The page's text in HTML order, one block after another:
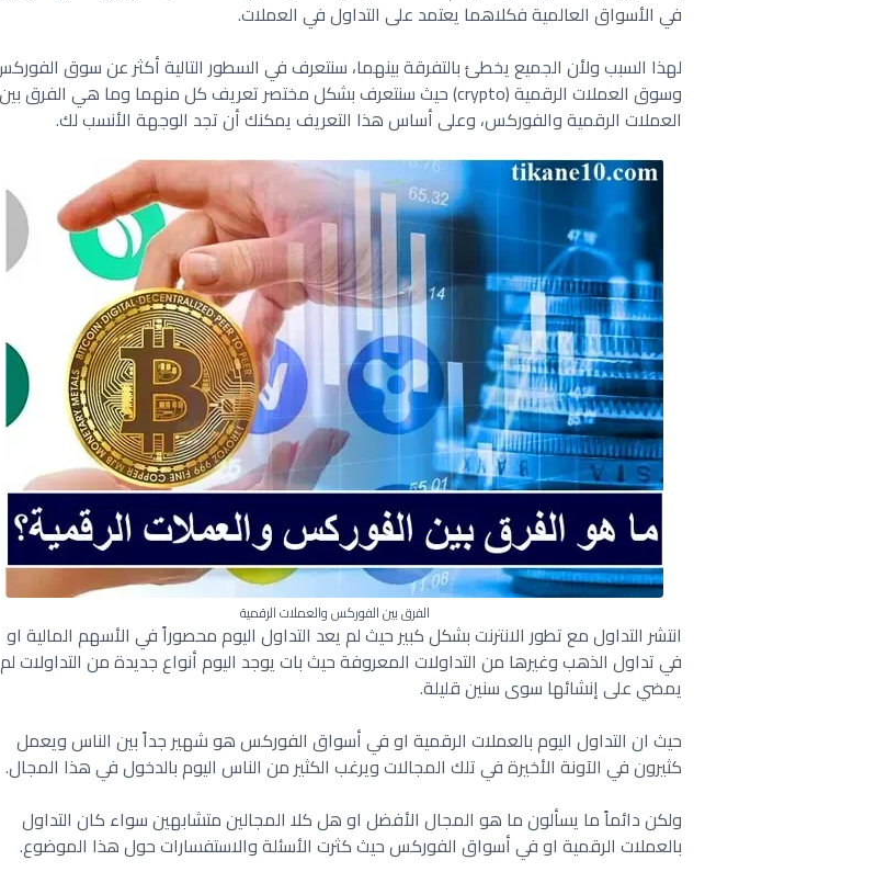
في الأسواق العالمية فكلاهما يعتمد على التداول في العملات.
لهذا السبب ولأن الجميع يخطئ بالتفرقة بينهما، سنتعرف في السطور التالية أكثر عن سوق
وسوق العملات الرقمية (crypto) حيث سنتعرف بشكل مختصر تعريف كل منهما وما هي الفرق بين
العملات الرقمية والفوركس، وعلى أساس هذا التعريف يمكنك أن تجد الوجهة الأنسب لك.
الفرق بين الفوركس والعملات الرقمية
انتشر التداول مع تطور الانترنت بشكل كبير حيث لم يعد التداول اليوم محصوراً في الأسهم المالية او
في تداول الذهب وغيرها من التداولات المعروفة حيث بات يوجد اليوم أنواع جديدة من التداولات لم
يمضي على إنشائها سوى سنين قليلة.
حيث ان التداول اليوم بالعملات الرقمية او في أسواق الفوركس هو شهير جداً بين الناس ويعمل
كثيرون في الآونة الأخيرة في تلك المجالات ويرغب الكثير من الناس اليوم بالدخول في هذا المجال.
ولكن دائماً ما يسألون ما هو المجال الأفضل او هل كلا المجالين متشابهين سواء كان التداول
بالعملات الرقمية او في أسواق الفوركس حيث كثرت الأسئلة والاستفسارات حول هذا الموضوع.